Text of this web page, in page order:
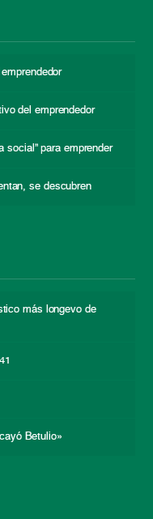
del emprendedor
social” para emprender
se descubren
más longevo de
Betulio»